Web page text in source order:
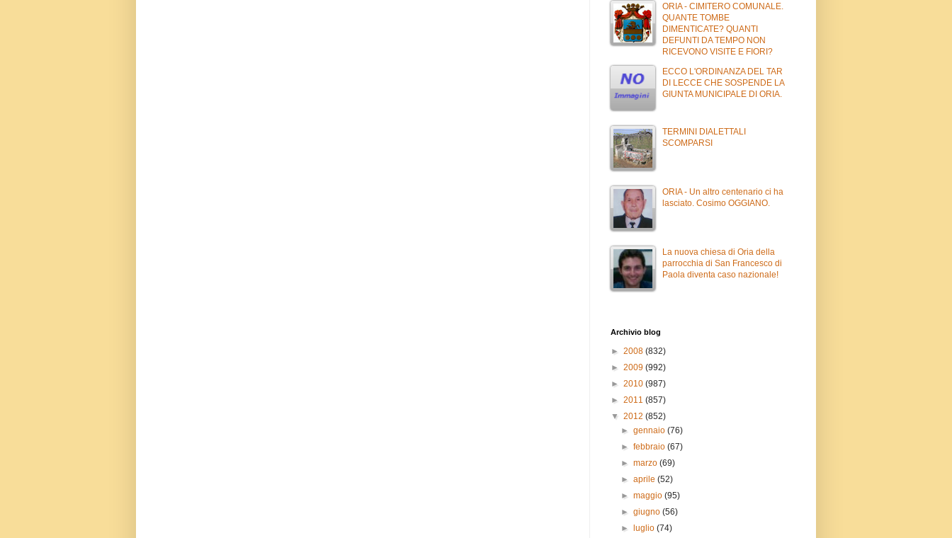
ORIA - CIMITERO COMUNALE.
QUANTE TOMBE
DIMENTICATE? QUANTI
DEFUNTI DA TEMPO NON
RICEVONO VISITE E FIORI?
ECCO L'ORDINANZA DEL TAR
DI LECCE CHE SOSPENDE LA
GIUNTA MUNICIPALE DI ORIA.
TERMINI DIALETTALI
SCOMPARSI
ORIA - Un altro centenario ci ha
lasciato. Cosimo OGGIANO.
La nuova chiesa di Oria della
parrocchia di San Francesco di
Paola diventa caso nazionale!
Archivio blog
► 2008 (832)
► 2009 (992)
► 2010 (987)
► 2011 (857)
▼ 2012 (852)
►gennaio(76)
►febbraio(67)
►marzo(69)
►aprile(52)
►maggio(95)
►giugno(56)
►luglio(74)